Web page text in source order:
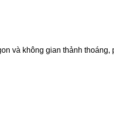
và không gian thảnh thoáng,